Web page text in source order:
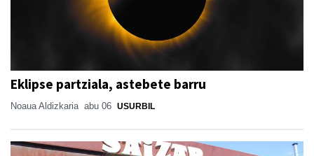
Eklipse partziala, astebete barru
Noaua Aldizkaria abu 06 USURBIL